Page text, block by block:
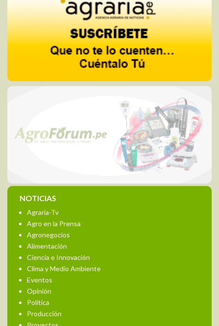
NOTICIAS
Agraria-Tv
Agro en la Prensa
Agronegocios
Alimentación
Ciencia e Innovación
Clima y Medio Ambiente
Eventos
Opinión
Política
Producción